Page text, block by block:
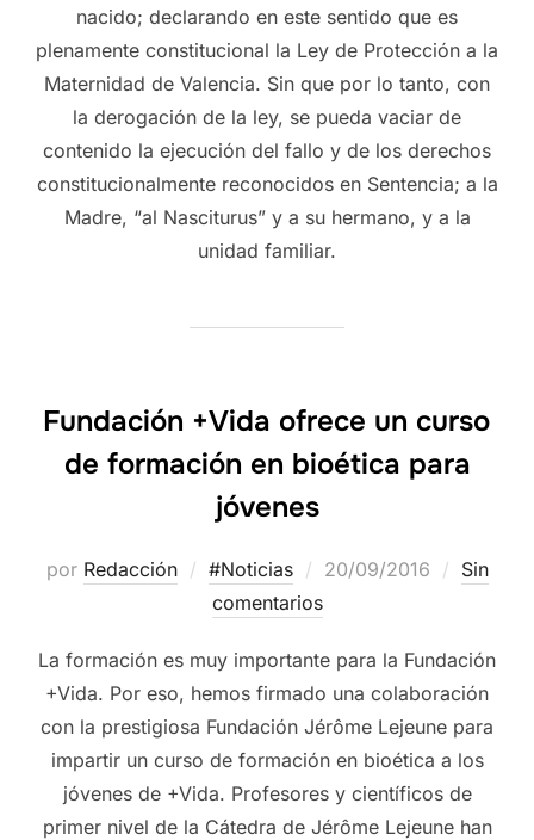
nacido; declarando en este sentido que es
plenamente constitucional la Ley de Protección a la
Maternidad de Valencia. Sin que por lo tanto, con
la derogación de la ley, se pueda vaciar de
contenido la ejecución del fallo y de los derechos
constitucionalmente reconocidos en Sentencia; a la
Madre, “al Nasciturus” y a su hermano, y a la
unidad familiar.
Fundación +Vida ofrece un curso
de formación en bioética para
jóvenes
por Redacción #Noticias 20/09/2016
Sin
comentarios
La formación es muy importante para la Fundación
+Vida. Por eso, hemos firmado una colaboración
con la prestigiosa Fundación Jérôme Lejeune para
impartir un curso de formación en bioética a los
jóvenes de +Vida. Profesores y científicos de
primer nivel de la Cátedra de Jérôme Lejeune han